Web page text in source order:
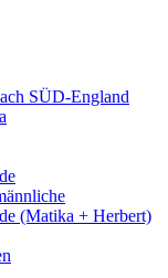
SÜD-England
(Matika + Herbert)